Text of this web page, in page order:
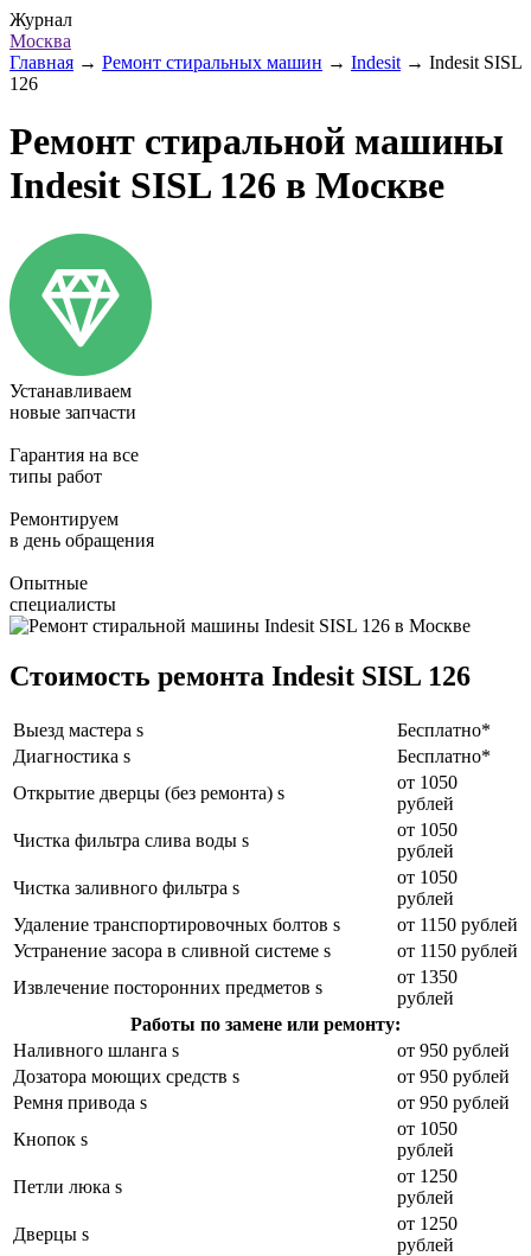
Журнал
Москва
Главная → Ремонт стиральных машин → Indesit → Indesit SISL
126
Ремонт стиральной машины
Indesit SISL 126 в Москве
Устанавливаем
новые запчасти
Гарантия на все
типы работ
Ремонтируем
в день обращения
Опытные
специалисты
Стоимость ремонта Indesit SISL 126
Выезд мастера s
Бесплатно*
Диагностика s
Бесплатно*
Открытие дверцы (без ремонта) s
от 1050
рублей
Чистка фильтра слива воды s
от 1050
рублей
Чистка заливного фильтра s
от 1050
рублей
Удаление транспортировочных болтов s
от 1150 рублей
Устранение засора в сливной системе s
от 1150 рублей
Извлечение посторонних предметов s
от 1350
рублей
Работы по замене или ремонту:
Наливного шланга s
от 950 рублей
Дозатора моющих средств s
от 950 рублей
Ремня привода s
от 950 рублей
Кнопок s
от 1050
рублей
Петли люка s
от 1250
рублей
Дверцы s
от 1250
рублей